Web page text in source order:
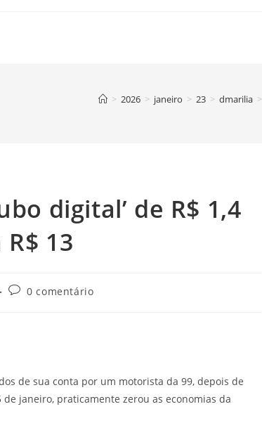
> 2026 > janeiro > 23 > dmarilia >
digital’ de R$ 1,4
13
Comentários
0 comentário
de sua conta por um motorista da 99, depois de
janeiro, praticamente zerou as economias da